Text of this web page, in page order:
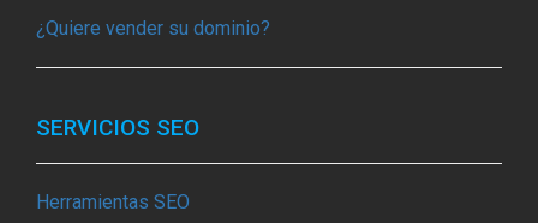
¿Quiere vender su dominio?
SERVICIOS SEO
Herramientas SEO